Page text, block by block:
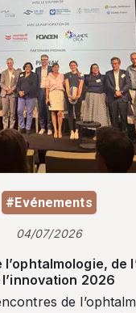
#Evénements
04/07/2026
de
l’innovation 2026
de